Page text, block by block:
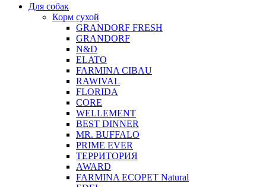
Для собак
Корм сухой
GRANDORF FRESH
GRANDORF
N&D
ELATO
FARMINA CIBAU
RAWIVAL
FLORIDA
CORE
WELLEMENT
BEST DINNER
MR. BUFFALO
PRIME EVER
ТЕРРИТОРИЯ
AWARD
FARMINA ECOPET Natural